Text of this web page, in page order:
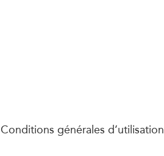
Conditions générales d’utilisation